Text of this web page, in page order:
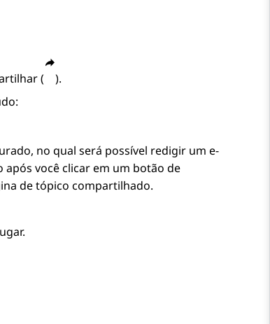
(
).
no qual será possível redigir um e-
você clicar em um botão de
de tópico compartilhado.